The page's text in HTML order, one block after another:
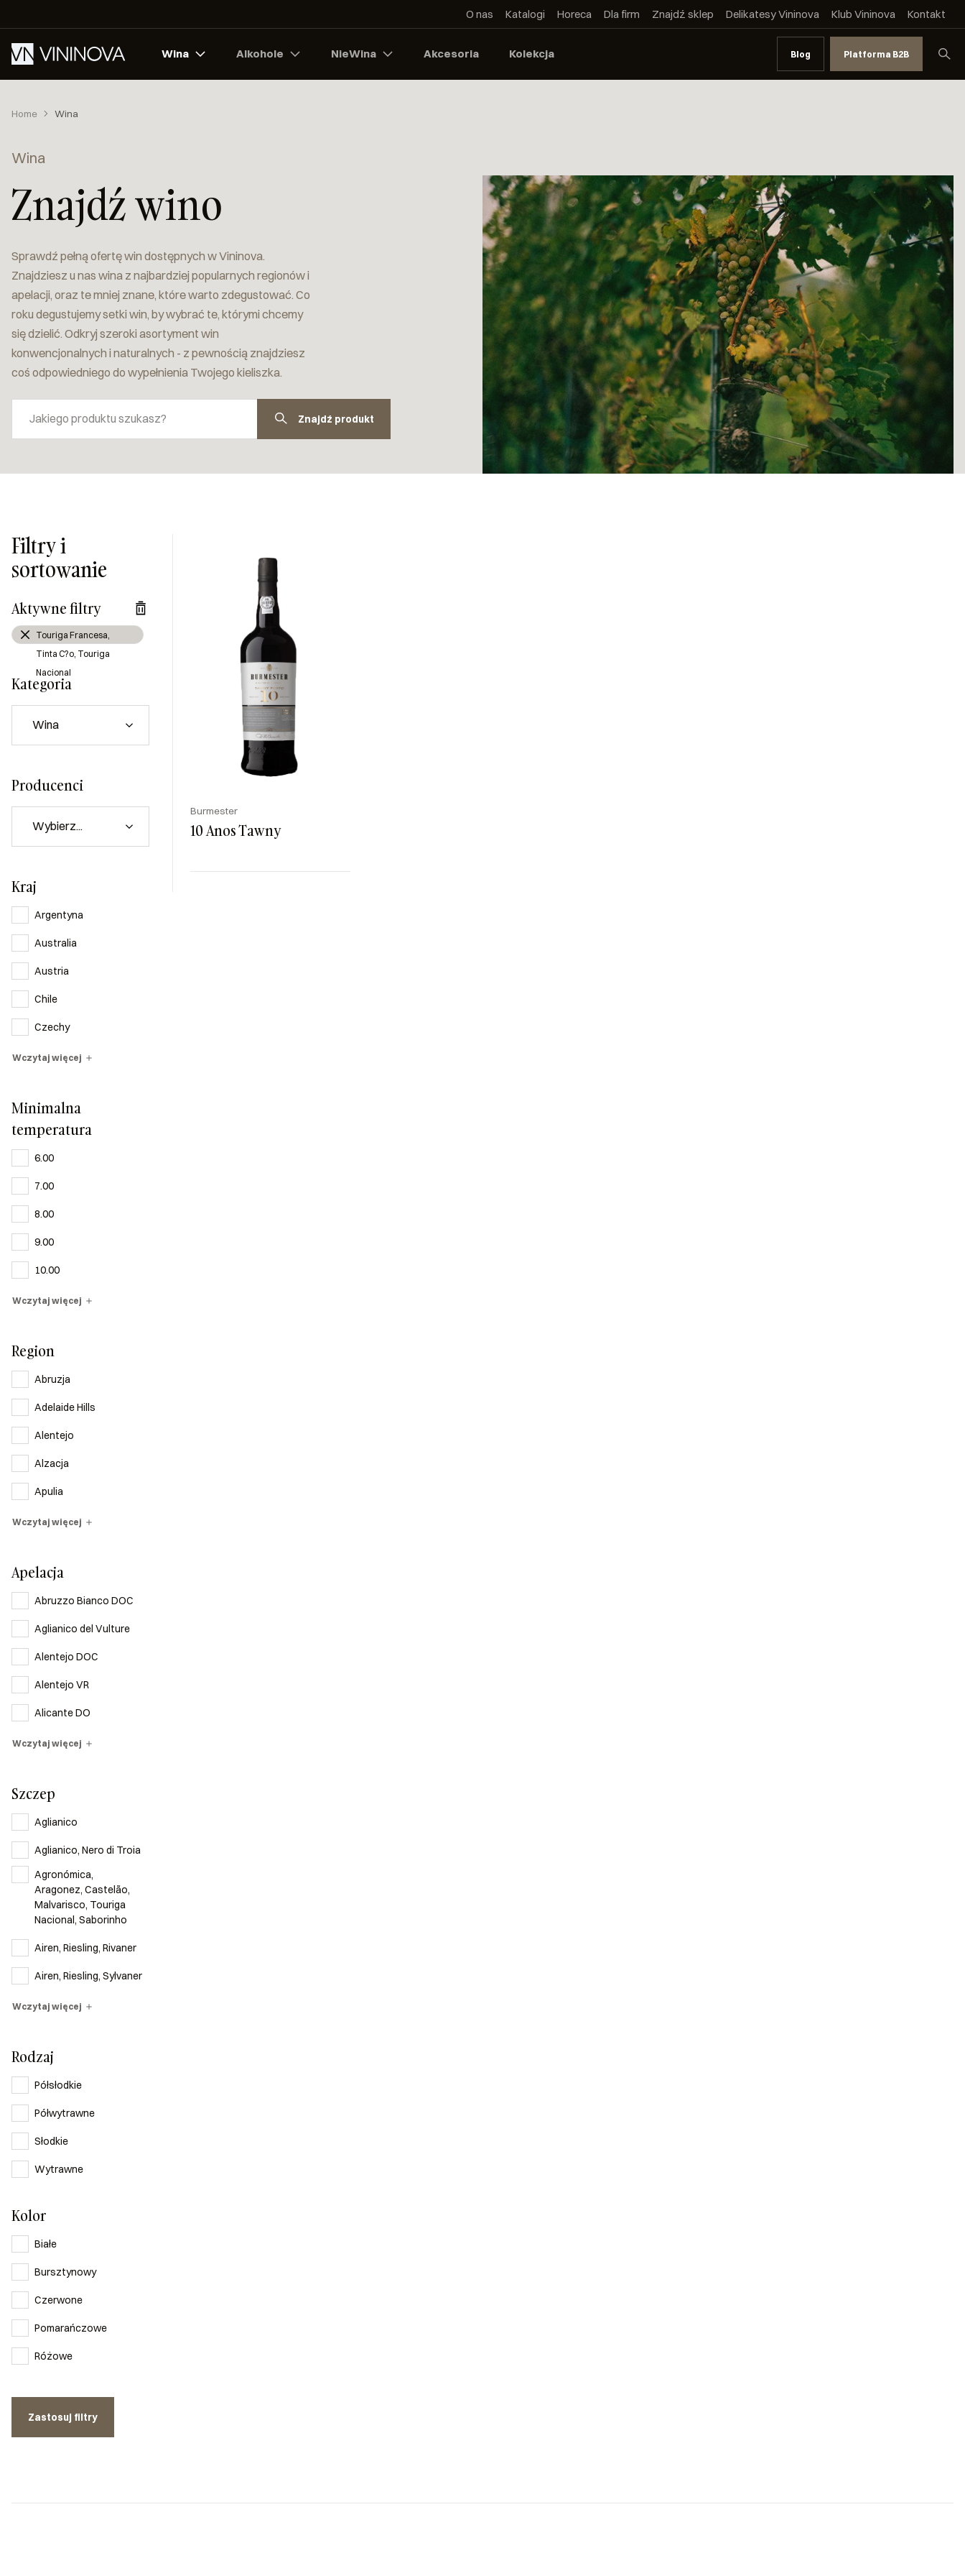
O nas Katalogi Horeca Dla firm Znajdź sklep Delikatesy Vininova Klub Vininova Kontakt
Wina Alkohole NieWina Akcesoria Kolekcja Blog Platforma B2B
Home Wina
Wina
Znajdź wino
Sprawdź pełną ofertę win dostępnych w Vininova.
Znajdziesz u nas wina z najbardziej popularnych regionów i
apelacji, oraz te mniej znane, które warto zdegustować. Co
roku degustujemy setki win, by wybrać te, którymi chcemy
się dzielić. Odkryj szeroki asortyment win
konwencjonalnych i naturalnych - z pewnością znajdziesz
coś odpowiedniego do wypełnienia Twojego kieliszka.
Znajdź produkt
Filtry i
sortowanie
Aktywne filtry
Touriga Francesa,
Tinta C?o, Touriga
Nacional
Kategoria
Producenci
Kraj
Argentyna
Australia
Austria
Chile
Czechy
Wczytaj więcej
Minimalna
temperatura
6.00
7.00
8.00
9.00
10.00
Wczytaj więcej
Region
Abruzja
Adelaide Hills
Alentejo
Alzacja
Apulia
Wczytaj więcej
Apelacja
Abruzzo Bianco DOC
Aglianico del Vulture
Alentejo DOC
Alentejo VR
Alicante DO
Wczytaj więcej
Szczep
Aglianico
Aglianico, Nero di Troia
Agronómica,
Aragonez, Castelão,
Malvarisco, Touriga
Nacional, Saborinho
Airen, Riesling, Rivaner
Airen, Riesling, Sylvaner
Wczytaj więcej
Rodzaj
Półsłodkie
Półwytrawne
Słodkie
Wytrawne
Kolor
Białe
Bursztynowy
Czerwone
Pomarańczowe
Różowe
Zastosuj filtry
Burmester
10 Anos Tawny